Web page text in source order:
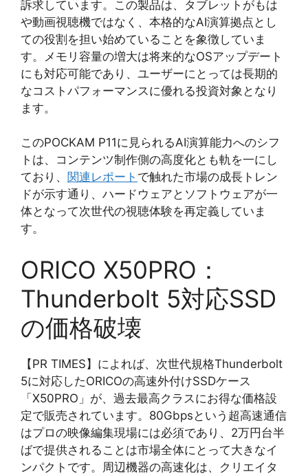
訴求しています。この製品は、タブレットがもは
や動画視聴機ではなく、本格的なAI演算拠点とし
ての役割を担い始めていることを象徴していま
す。メモリ容量の増大は将来的なOSアップデート
にも対応可能であり、ユーザーにとっては長期的
なコストパフォーマンスに優れる投資対象となり
ます。
このPOCKAM P11に見られるAI演算能力へのシフ
トは、コンテンツ制作側の高度化とも軌を一にし
ており、 関連レポート で触れた市場の成長トレン
ドが示す通り、ハードウェアとソフトウェアが一
体となって次世代の視聴体験を再定義していま
す。
ORICO X50PRO：
Thunderbolt 5対応SSD
の価格破壊
【PR TIMES】によれば、次世代規格Thunderbolt
5に対応したORICOの高速外付けSSDケース
「X50PRO」が、過去最高クラスにお得な価格設
定で販売されています。80Gbpsという超高速通信
はプロの映像編集現場には必須であり、2万円台半
ばで提供されることは市場全体にとって大きなイ
ンパクトです。周辺機器の高速化は、クリエイタ